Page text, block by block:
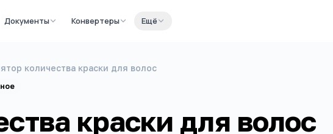
Документы Конвертеры Ещё
количества краски для волос
краски для волос